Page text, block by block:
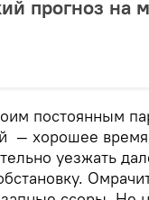
прогноз на
постоянным
— хорошее
уезжать